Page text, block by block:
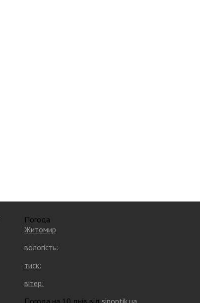
Погода
Житомир
вологість:
тиск:
вітер:
Погода на 10 днів від sinoptik.ua